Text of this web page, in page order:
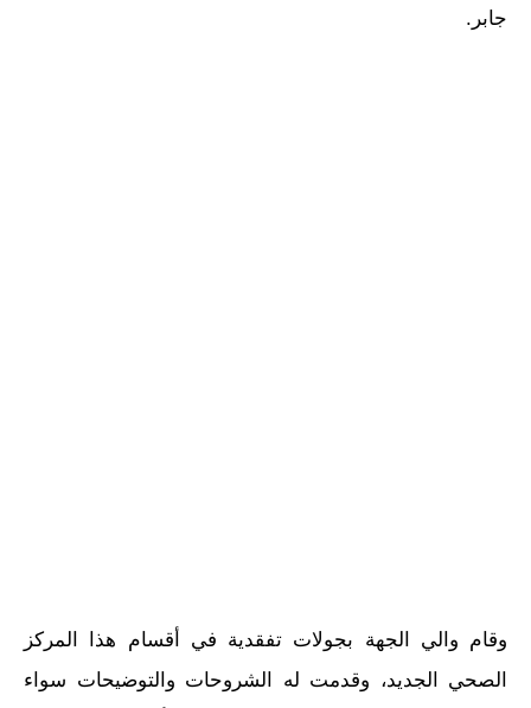
جابر.
وقام والي الجهة بجولات تفقدية في أقسام هذا المركز
الصحي الجديد، وقدمت له الشروحات والتوضيحات سواء